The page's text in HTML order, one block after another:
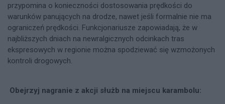
przypomina o konieczności dostosowania prędkości do
warunków panujących na drodze, nawet jeśli formalnie nie ma
ograniczeń prędkości. Funkcjonariusze zapowiadają, że w
najbliższych dniach na newralgicznych odcinkach tras
ekspresowych w regionie można spodziewać się wzmożonych
kontroli drogowych.​
Obejrzyj nagranie z akcji służb na miejscu karambolu: